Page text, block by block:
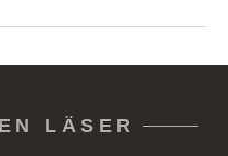
LÄSER